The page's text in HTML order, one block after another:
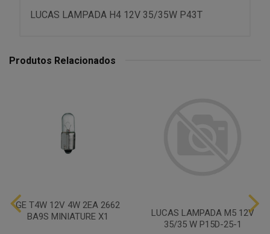
LUCAS LAMPADA H4 12V 35/35W P43T
Produtos Relacionados
GE T4W 12V 4W 2EA 2662
BA9S MINIATURE X1
LUCAS LAMPADA M5 12V
35/35 W P15D-25-1